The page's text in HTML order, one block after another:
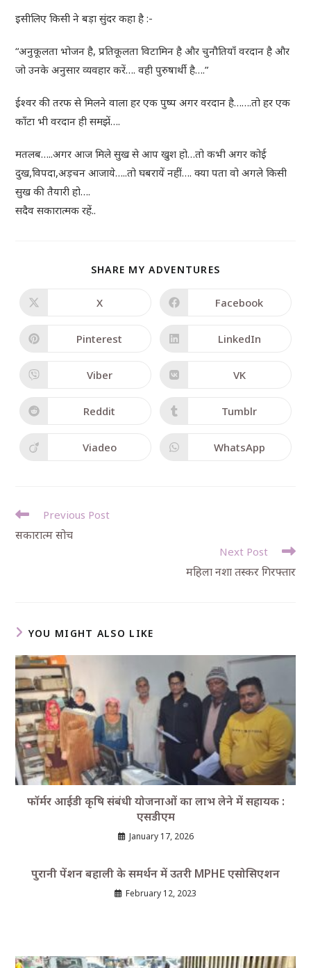
इसीलिए किसी ने बड़ा सुंदर कहा है :-
“अनुकूलता भोजन है, प्रतिकूलता विटामिन है और चुनौतियाँ वरदान है और
जो उनके अनुसार व्यवहार करें…. वही पुरुषार्थी है….”
ईश्वर की तरफ से मिलने वाला हर एक पुष्प अगर वरदान है…….तो हर एक
काँटा भी वरदान ही समझें….
मतलब…..अगर आज मिले सुख से आप खुश हो…तो कभी अगर कोई
दुख,विपदा,अड़चन आजाये…..तो घबरायें नहीं…. क्या पता वो अगले किसी
सुख की तैयारी हो….
सदैव सकारात्मक रहें..
SHARE MY ADVENTURES
X Facebook
Pinterest LinkedIn
Viber VK
Reddit Tumblr
Viadeo WhatsApp
Previous Post
सकारात्म सोच
Next Post
महिला नशा तस्कर गिरफ्तार
YOU MIGHT ALSO LIKE
फॉर्मर आईडी कृषि संबंधी योजनाओं का लाभ लेने में सहायक :
एसडीएम
January 17, 2026
पुरानी पेंशन बहाली के समर्थन में उतरी MPHE एसोसिएशन
February 12, 2023